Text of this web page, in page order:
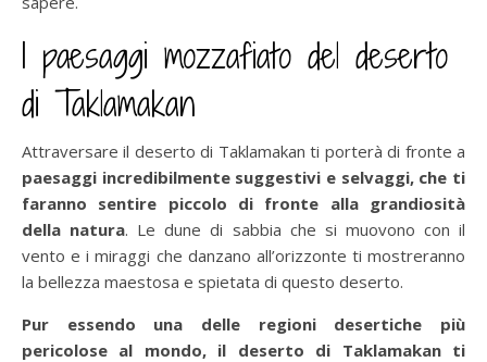
I paesaggi mozzafiato del deserto
di Taklamakan
Attraversare il deserto di Taklamakan ti porterà di fronte a
paesaggi incredibilmente suggestivi e selvaggi, che ti
faranno sentire piccolo di fronte alla grandiosità
della natura. Le dune di sabbia che si muovono con il
vento e i miraggi che danzano all’orizzonte ti mostreranno
la bellezza maestosa e spietata di questo deserto.
Pur essendo una delle regioni desertiche più
pericolose al mondo, il deserto di Taklamakan ti